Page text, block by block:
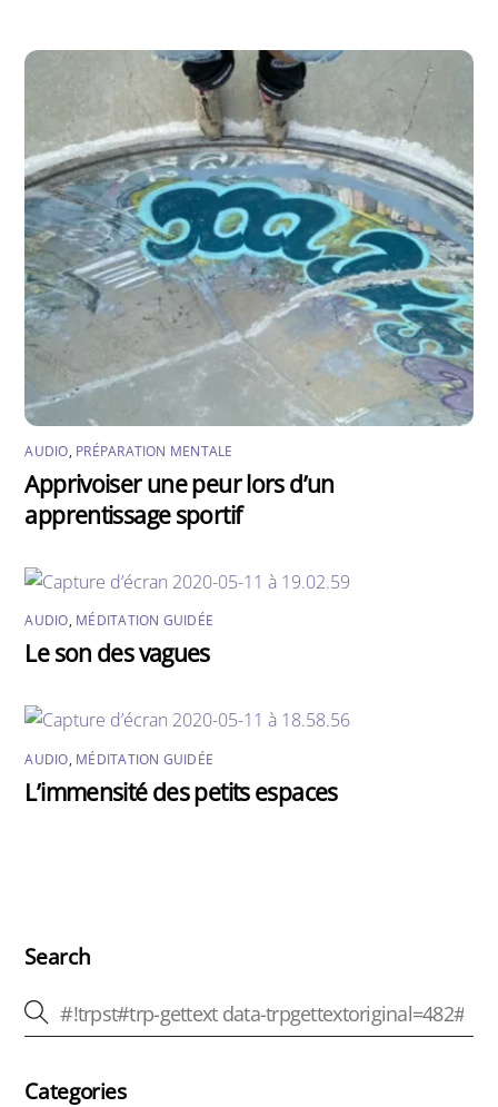
AUDIO, PRÉPARATION MENTALE
Apprivoiser une peur lors d’un
apprentissage sportif
AUDIO, MÉDITATION GUIDÉE
Le son des vagues
AUDIO, MÉDITATION GUIDÉE
L’immensité des petits espaces
Search
Categories